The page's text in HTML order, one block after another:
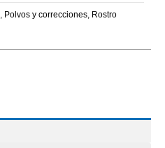
Polvos y correcciones Rostro